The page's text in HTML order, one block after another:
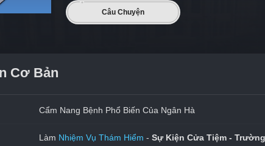
Câu Chuyện
Cơ Bản
Cẩm Nang Bệnh Phổ Biến Của Ngân Hà
Làm Nhiệm Vụ Thám Hiểm - Sự Kiện Cửa Tiệm -